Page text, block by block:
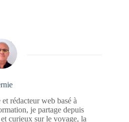
rédacteur web basé à
je partage depuis
curieux sur le voyage, la